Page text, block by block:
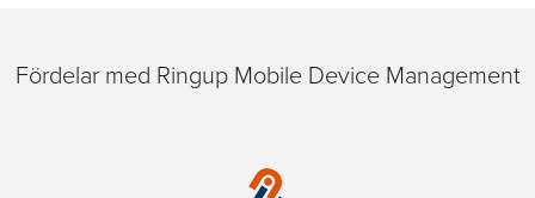
Fördelar med Ringup Mobile Device Management